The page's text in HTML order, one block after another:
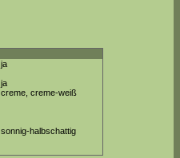
ja
ja
creme, creme-weiß
sonnig-halbschattig